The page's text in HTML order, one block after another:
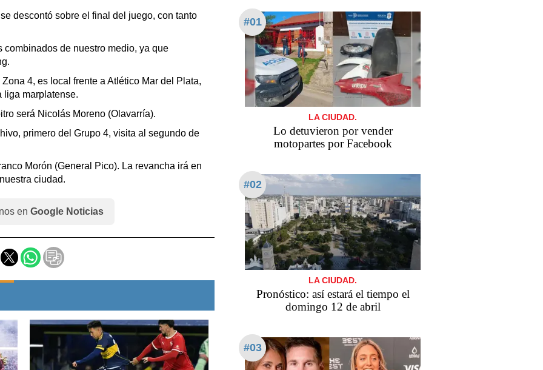
descontó sobre el final del juego, con tanto
combinados de nuestro medio, ya que
4, es local frente a Atlético Mar del Plata,
liga marplatense.
será Nicolás Moreno (Olavarría).
primero del Grupo 4, visita al segundo de
Morón (General Pico). La revancha irá en
ciudad.
en Google Noticias
#01
LA CIUDAD.
Lo detuvieron por vender
motopartes por Facebook
#02
LA CIUDAD.
Pronóstico: así estará el tiempo el
domingo 12 de abril
#03